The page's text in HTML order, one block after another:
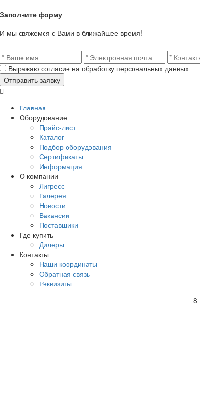
Заполните форму
И мы свяжемся с Вами в ближайшее время!
Выражаю согласие на обработку персональных данных
Главная
Оборудование
Прайс-лист
Каталог
Подбор оборудования
Сертификаты
Информация
О компании
Лигресс
Галерея
Новости
Вакансии
Поставщики
Где купить
Дилеры
Контакты
Наши координаты
Обратная связь
Реквизиты
8